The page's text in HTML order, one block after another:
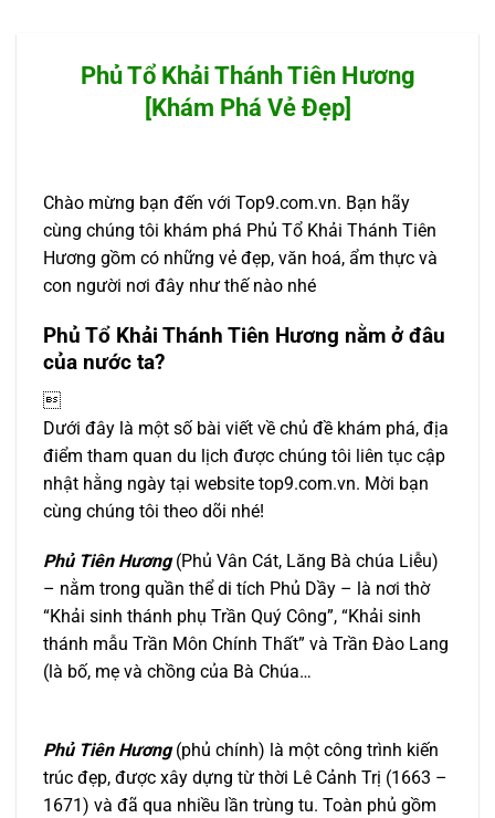
Phủ Tổ Khải Thánh Tiên Hương
[Khám Phá Vẻ Đẹp]
Chào mừng bạn đến với Top9.com.vn. Bạn hãy
cùng chúng tôi khám phá Phủ Tổ Khải Thánh Tiên
Hương gồm có những vẻ đẹp, văn hoá, ẩm thực và
con người nơi đây như thế nào nhé
Phủ Tổ Khải Thánh Tiên Hương nằm ở đâu
của nước ta?

Dưới đây là một số bài viết về chủ đề khám phá, địa
điểm tham quan du lịch được chúng tôi liên tục cập
nhật hằng ngày tại website top9.com.vn. Mời bạn
cùng chúng tôi theo dõi nhé!
Phủ Tiên Hương(Phủ Vân Cát, Lăng Bà chúa Liễu)
– nằm trong quần thể di tích Phủ Dầy – là nơi thờ
“Khải sinh thánh phụ Trần Quý Công”, “Khải sinh
thánh mẫu Trần Môn Chính Thất” và Trần Đào Lang
(là bố, mẹ và chồng của Bà Chúa…
Phủ Tiên Hương(phủ chính) là một công trình kiến
trúc đẹp, được xây dựng từ thời Lê Cảnh Trị (1663 –
1671) và đã qua nhiều lần trùng tu. Toàn phủ gồm